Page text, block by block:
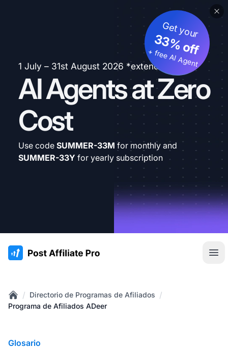
1 July – 31st August 2026 *extended
AI Agents at Zero
Cost
Get your
33% off
+ free AI Agent
Use code SUMMER-33M for monthly and
SUMMER-33Y for yearly subscription
:site.title
Home
/ Directorio de Programas de Afiliados /
Programa de Afiliados ADeer
Glosario